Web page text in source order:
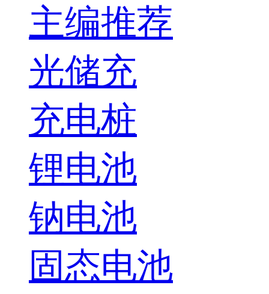
主编推荐
光储充
充电桩
锂电池
钠电池
固态电池